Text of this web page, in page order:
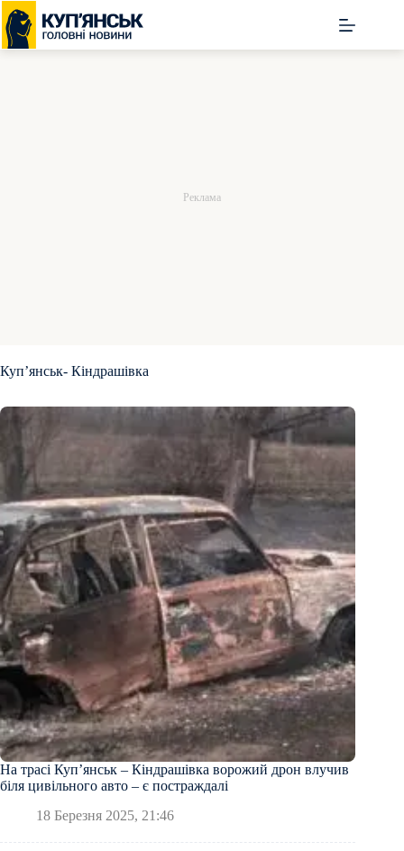
Перейти
до
вмісту
Куп’янськ- Кіндрашівка
На трасі Куп’янськ – Кіндрашівка ворожий дрон влучив
біля цивільного авто – є постраждалі
18 Березня 2025, 21:46